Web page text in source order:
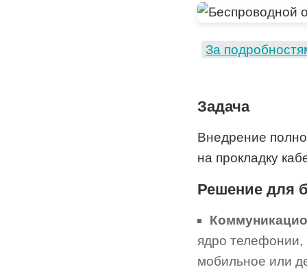
За
Задача
Внедрение
на прокладку
Решение для
ядро
мобильное или